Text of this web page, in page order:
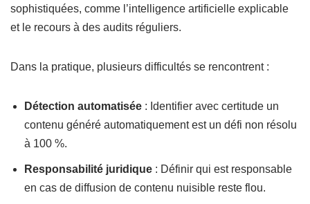
sophistiquées, comme l’intelligence artificielle explicable
et le recours à des audits réguliers.
Dans la pratique, plusieurs difficultés se rencontrent :
Détection automatisée : Identifier avec certitude un
contenu généré automatiquement est un défi non résolu
à 100 %.
Responsabilité juridique : Définir qui est responsable
en cas de diffusion de contenu nuisible reste flou.